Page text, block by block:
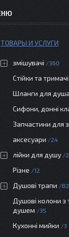
ТОВАРЫ И УСЛУГИ
змішувачі 360
Стійки та
Шланги для душа
Сифони, донні
Запчастини для
аксесуари 24
лійки для душу
Різне 12
Душові трапи 82
Душові колони з
душем
35
Кухонні мийки 3